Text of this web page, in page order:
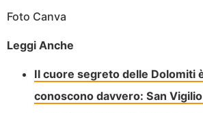
Foto Canva
Leggi Anche
Il cuore segreto delle Dolomiti
conoscono davvero: San